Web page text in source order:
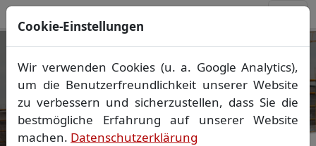
Ihr Vermessungsbüro in
Mecklenburg-Vorpommern
Wir vermessen Ihr Grundstück
Lageplan Absteckung▪Bauvermessung ▪
Gebäudeeinmessung
Grenzfeststellung▪Amtliche Auskünfte und
Vorheriges Bild
Cookie-Einstellungen
Wir verwenden Cookies (u. a. Google Analytics),
um die Benutzerfreundlichkeit unserer Website
zu verbessern und sicherzustellen, dass Sie die
bestmögliche Erfahrung auf unserer Website
machen. Datenschutzerklärung